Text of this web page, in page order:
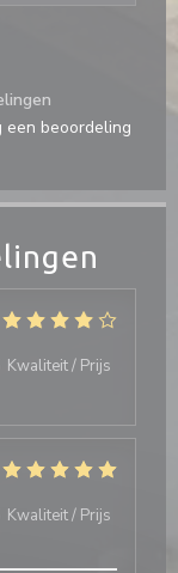
Kwaliteit / Prijs
Kwaliteit / Prijs
een beoordeling